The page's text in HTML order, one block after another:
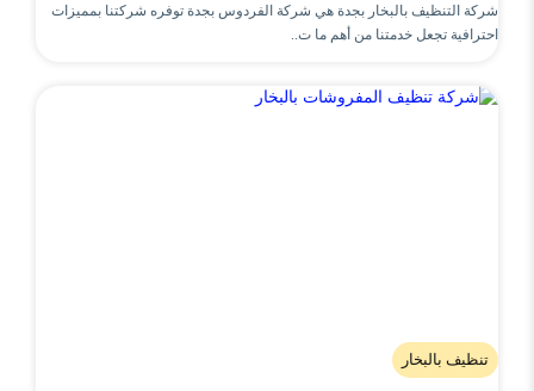
شركة التنظيف بالبخار بجدة هي شركة الفردوس بجدة توفره شركتنا بمميزات
احترافية تجعل خدمتنا من أهم ما ت..
تنظيف بالبخار